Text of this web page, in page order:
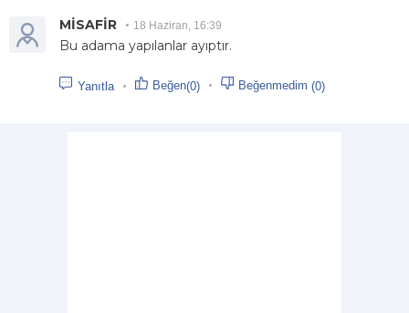
MİSAFİR 18 Haziran, 16:39
Bu adama yapılanlar ayıptır.
Yanıtla Beğen(0) Beğenmedim (0)